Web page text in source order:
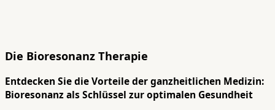
Die Bioresonanz Therapie
Entdecken Sie die Vorteile der ganzheitlichen Medizin:
Bioresonanz als Schlüssel zur optimalen Gesundheit